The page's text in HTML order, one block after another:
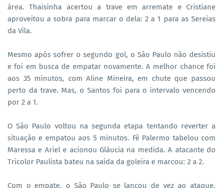
área. Thaisinha acertou a trave em arremate e Cristiane
aproveitou a sobra para marcar o dela: 2 a 1 para as Sereias
da Vila.
Mesmo após sofrer o segundo gol, o São Paulo não desistiu
e foi em busca de empatar novamente. A melhor chance foi
aos 35 minutos, com Aline Mineira, em chute que passou
perto da trave. Mas, o Santos foi para o intervalo vencendo
por 2 a 1.
O São Paulo voltou na segunda etapa tentando reverter a
situação e empatou aos 5 minutos. Fê Palermo tabelou com
Maressa e Ariel e acionou Gláucia na medida. A atacante do
Tricolor Paulista bateu na saída da goleira e marcou: 2 a 2.
Com o empate, o São Paulo se lançou de vez ao ataque,